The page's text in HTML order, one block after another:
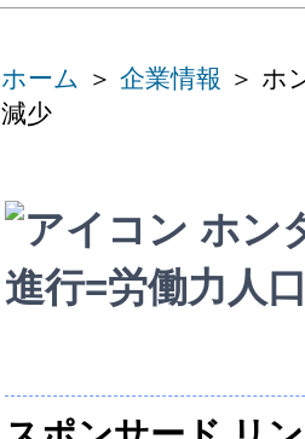
ホーム ＞ 企業情報 ＞ ホ
減少
ホン
進行=労働力人